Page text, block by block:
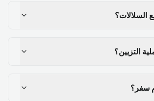
السلالات؟
التزيين؟
سفر؟